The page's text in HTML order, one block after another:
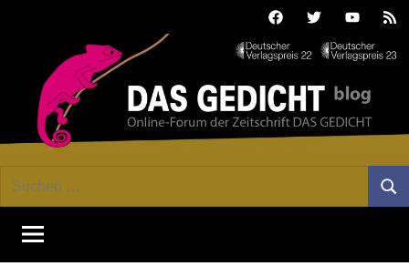
FacebookTwitterYoutube
GEDICHT
blog
Forum
von
DAS
Suchen